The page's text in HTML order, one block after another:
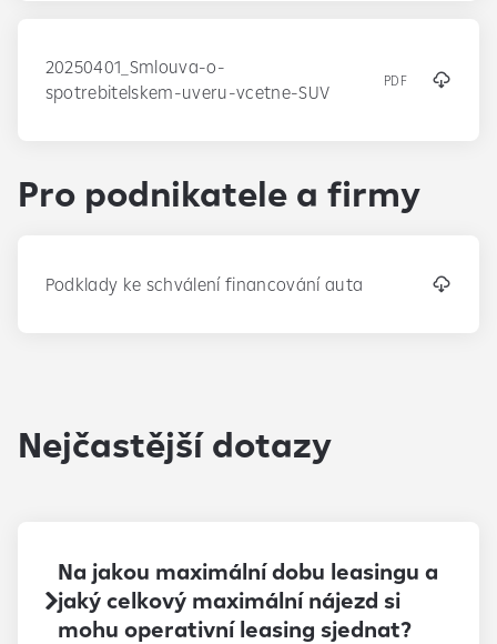
20250401_Smlouva-o-
spotrebitelskem-uveru-vcetne-SUV
PDF
Pro podnikatele a firmy
Podklady ke schválení financování auta
Nejčastější dotazy
Na jakou maximální dobu leasingu a
jaký celkový maximální nájezd si
mohu operativní leasing sjednat?